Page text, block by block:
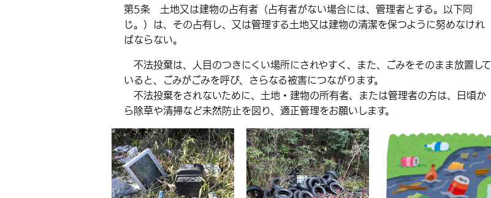
第5条 土地又は建物の占有者（占有者がない場合には、管理者とする。以下同
じ。）は、その占有し、又は管理する土地又は建物の清潔を保つように努めなけれ
ばならない。
不法投棄は、人目のつきにくい場所にされやすく、また、ごみをそのまま放置して
いると、ごみがごみを呼び、さらなる被害につながります。
不法投棄をされないために、土地・建物の所有者、または管理者の方は、日頃か
ら除草や清掃など未然防止を図り、適正管理をお願いします。